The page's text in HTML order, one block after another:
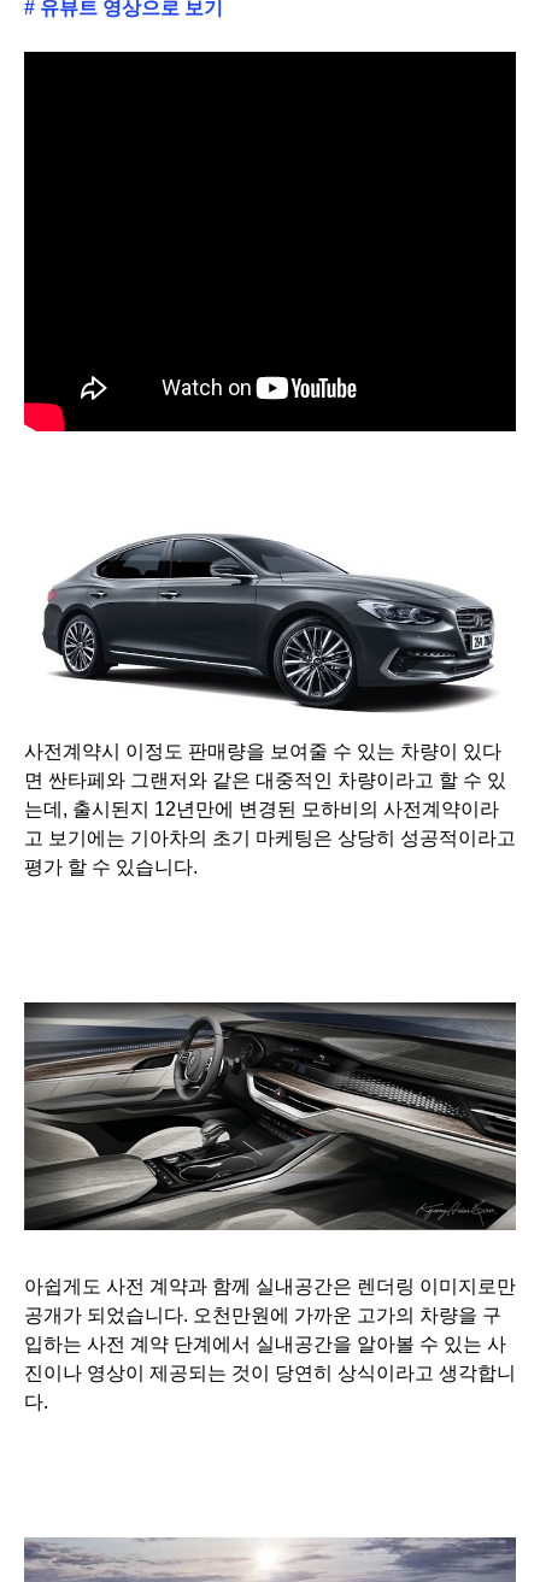
# 유뷰트 영상으로 보기
사전계약시 이정도 판매량을 보여줄 수 있는 차량이 있다
면 싼타페와 그랜저와 같은 대중적인 차량이라고 할 수 있
는데, 출시된지 12년만에 변경된 모하비의 사전계약이라
고 보기에는 기아차의 초기 마케팅은 상당히 성공적이라고
평가 할 수 있습니다.
아쉽게도 사전 계약과 함께 실내공간은 렌더링 이미지로만
공개가 되었습니다. 오천만원에 가까운 고가의 차량을 구
입하는 사전 계약 단계에서 실내공간을 알아볼 수 있는 사
진이나 영상이 제공되는 것이 당연히 상식이라고 생각합니
다.